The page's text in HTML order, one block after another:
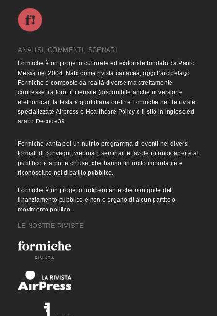
ANALISI, COMMENTI, SCENARI
Formiche è un progetto culturale ed editoriale fondato da Paolo
Messa nel 2004. Nato come rivista cartacea, oggi l’arcipelago
Formiche è composto da realtà diverse ma strettamente
connesse fra loro: il mensile (disponibile anche in versione
elettronica), la testata quotidiana on-line Formiche.net, le riviste
specializzate Airpress e Healthcare Policy e il sito in inglese ed
arabo Decode39.
Formiche vanta poi un nutrito programma di eventi nei diversi
formati di convegni, webinair, seminari e tavole rotonde aperte al
pubblico e a porte chiuse, che hanno un ruolo importante e
riconosciuto nel dibattito pubblico.
Formiche è un progetto indipendente che non gode del
finanziamento pubblico e non è organo di alcun partito o
movimento politico.
LE NOSTRE RIVISTE